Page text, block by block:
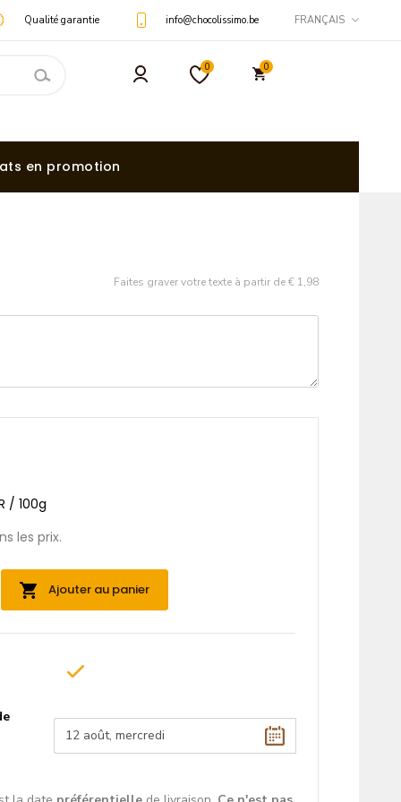
Qualité garantie info@chocolissimo.be FRANÇAIS
0 0
en promotion
Faites graver votre texte à partir de€ 1,98
/ 100g
les prix.
Ajouter au panier